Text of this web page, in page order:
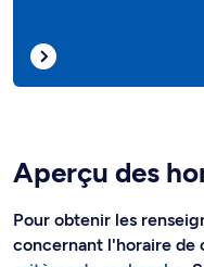
Aperçu des
Pour obtenir les
concernant l'horaire de